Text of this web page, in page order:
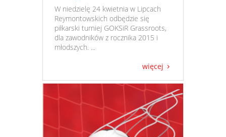
​ W niedzielę 24 kwietnia w Lipcach
Reymontowskich odbędzie się
piłkarski turniej GOKSiR Grassroots,
dla zawodników z rocznika 2015 i
młodszych. ...
więcej